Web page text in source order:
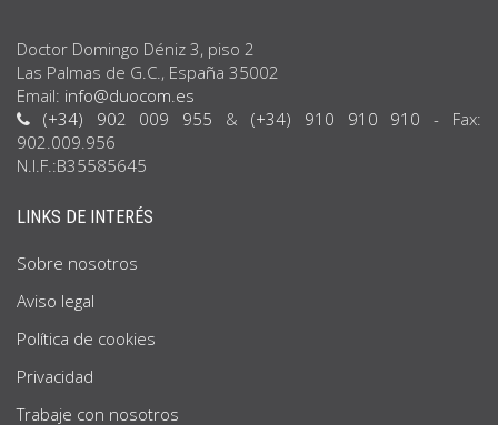
Doctor Domingo Déniz 3, piso 2
Las Palmas de G.C., España 35002
Email: info@duocom.es
(+34) 902 009 955 & (+34) 910 910 910 - Fax:
902.009.956
N.I.F.:B35585645
LINKS DE INTERÉS
Sobre nosotros
Aviso legal
Política de cookies
Privacidad
Trabaje con nosotros